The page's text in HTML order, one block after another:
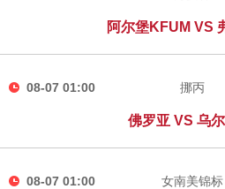
阿尔堡KFUM VS
08-07 01:00 挪丙
佛罗亚 VS 乌
08-07 01:00 女南美锦标